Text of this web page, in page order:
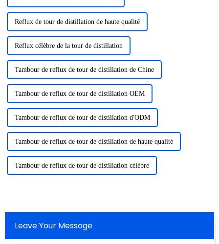
Reflux de tour de distillation de haute qualité
Reflux célèbre de la tour de distillation
Tambour de reflux de tour de distillation de Chine
Tambour de reflux de tour de distillation OEM
Tambour de reflux de tour de distillation d'ODM
Tambour de reflux de tour de distillation de haute qualité
Tambour de reflux de tour de distillation célèbre
Leave Your Message